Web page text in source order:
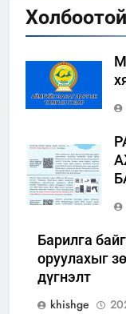
Барилга
оруулахыг
дүгнэлт
khishge